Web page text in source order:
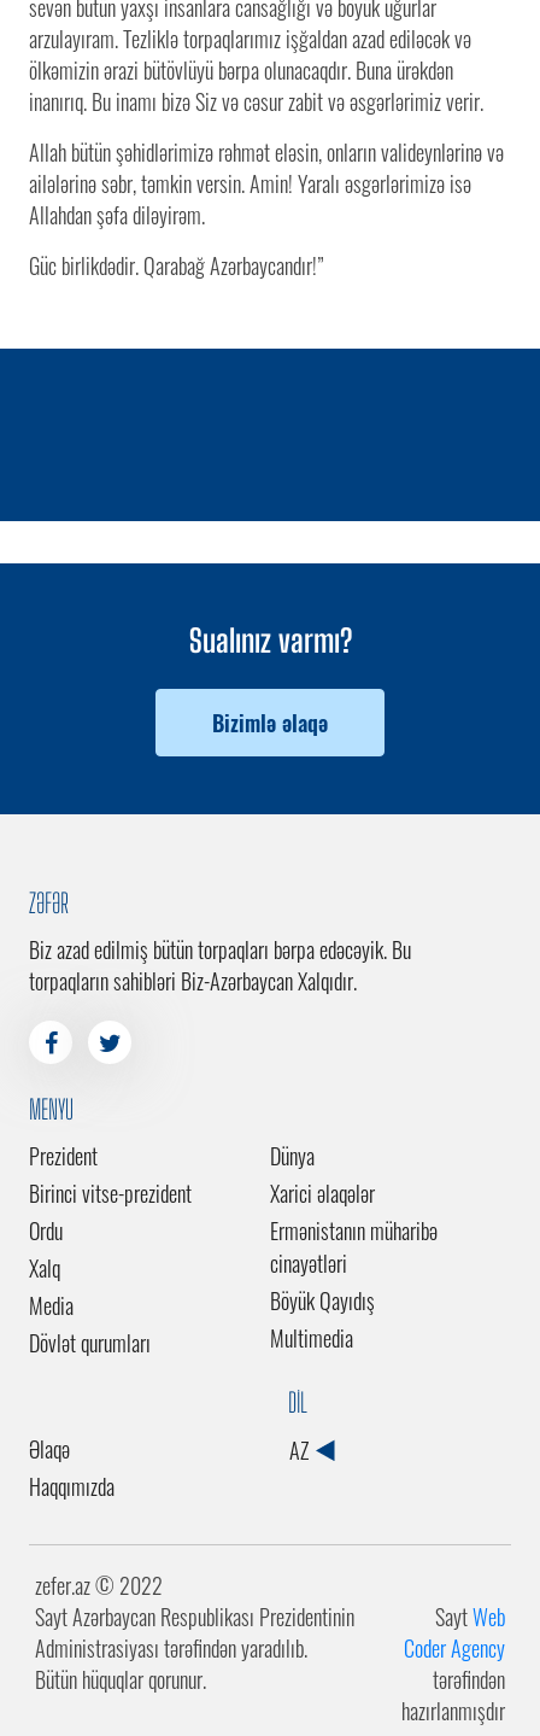
sevən bütün yaxşı insanlara cansağlığı və böyük uğurlar
arzulayıram. Tezliklə torpaqlarımız işğaldan azad ediləcək və
ölkəmizin ərazi bütövlüyü bərpa olunacaqdır. Buna ürəkdən
inanırıq. Bu inamı bizə Siz və cəsur zabit və əsgərlərimiz verir.
Allah bütün şəhidlərimizə rəhmət eləsin, onların valideynlərinə və
ailələrinə səbr, təmkin versin. Amin! Yaralı əsgərlərimizə isə
Allahdan şəfa diləyirəm.
Güc birlikdədir. Qarabağ Azərbaycandır!”
Sualınız varmı?
Bizimlə əlaqə
ZƏFƏR
Biz azad edilmiş bütün torpaqları bərpa edəcəyik. Bu
torpaqların sahibləri Biz-Azərbaycan Xalqıdır.
MENYU
Prezident
Birinci vitse-prezident
Ordu
Xalq
Media
Dövlət qurumları
Dünya
Xarici əlaqələr
Ermənistanın müharibə
cinayətləri
Böyük Qayıdış
Multimedia
Əlaqə
Haqqımızda
DİL
AZ
zefer.az ©️ 2022
Sayt Azərbaycan Respublikası Prezidentinin
Administrasiyası tərəfindən yaradılıb.
Bütün hüquqlar qorunur.
SaytWeb
Coder Agency
tərəfindən
hazırlanmışdır